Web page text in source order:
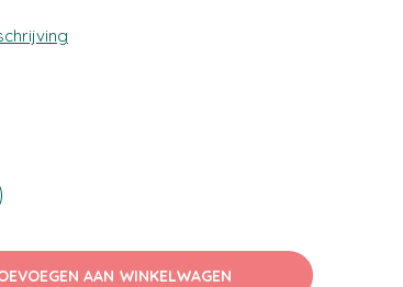
AAN WINKELWAGEN